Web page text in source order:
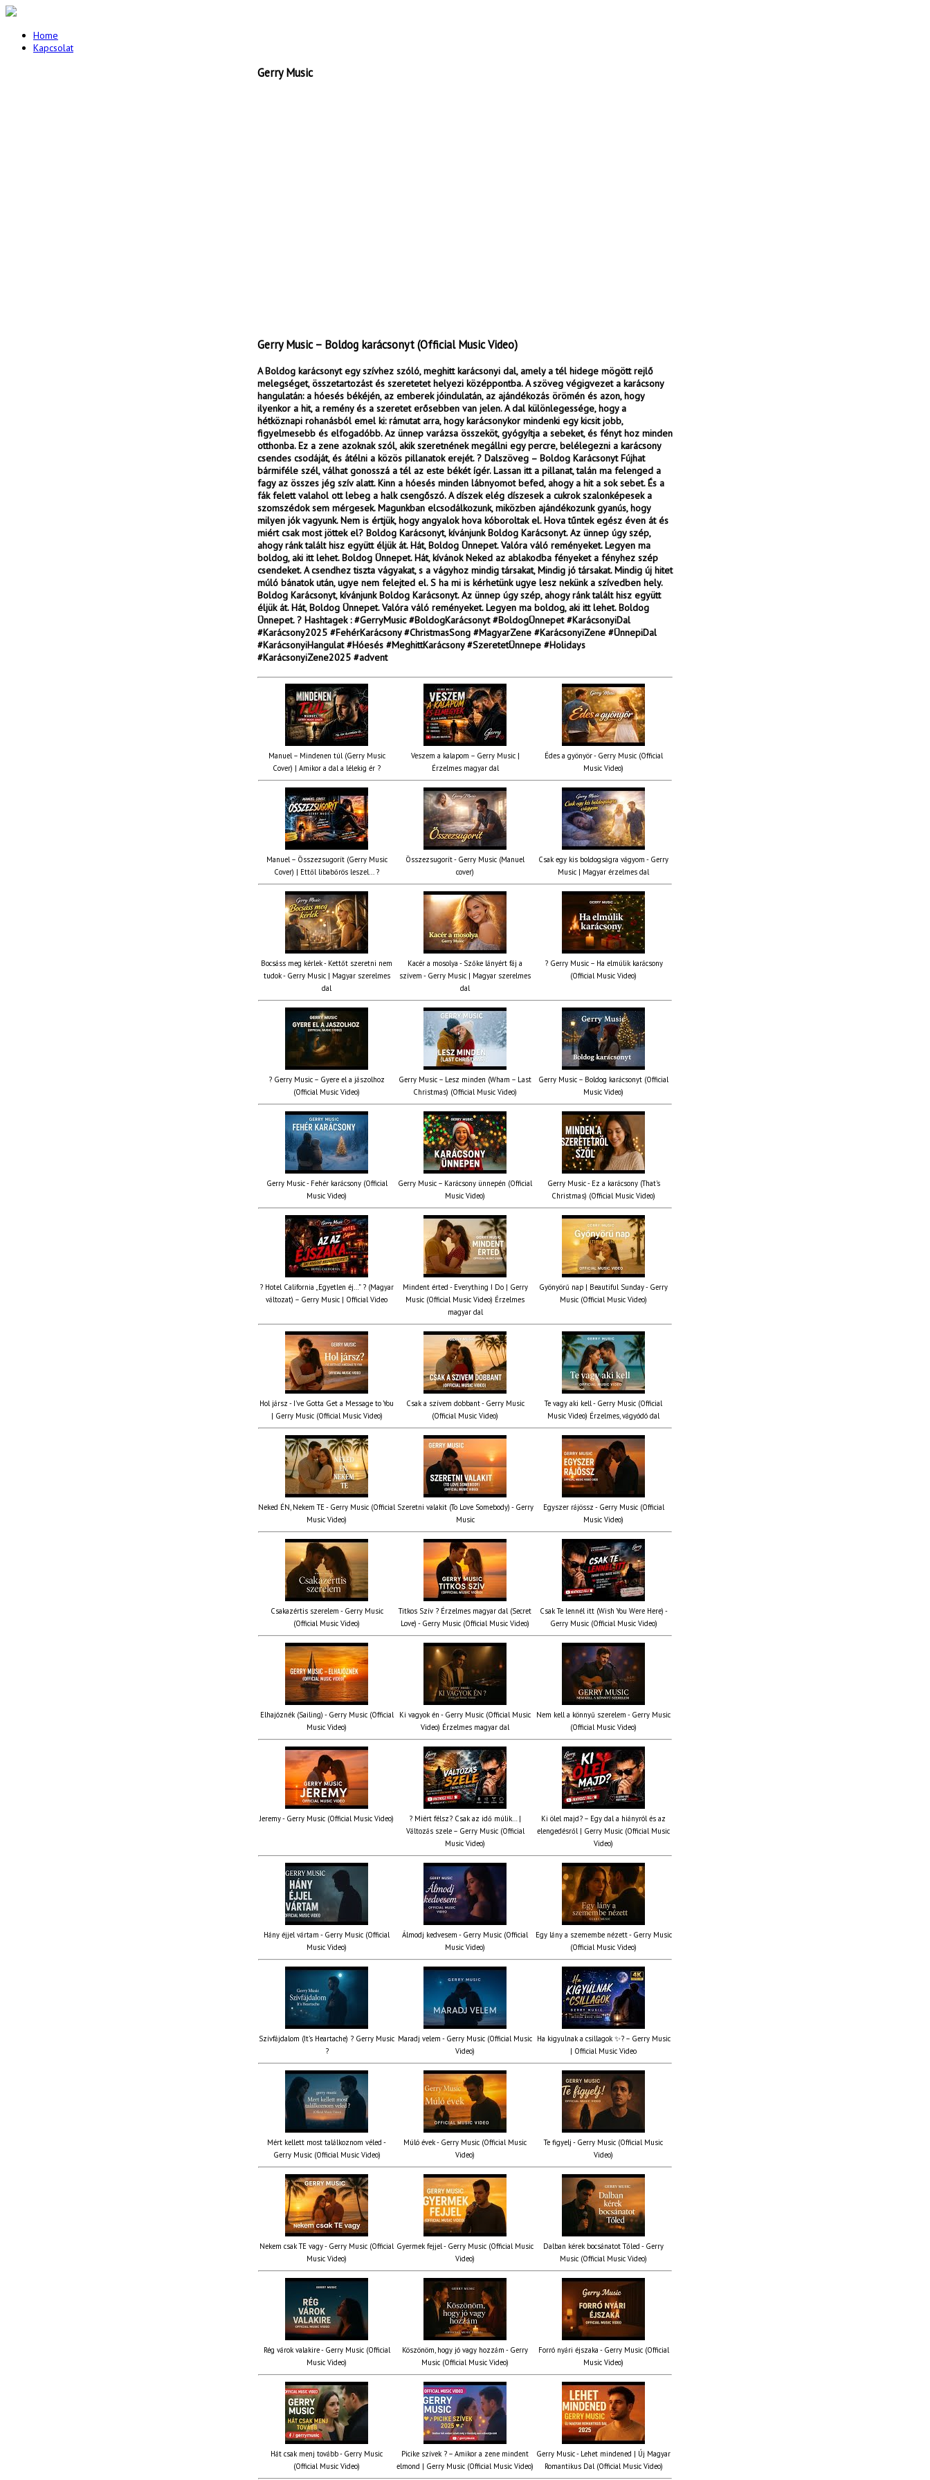
Home
Kapcsolat
Gerry Music
Gerry Music – Boldog karácsonyt (Official Music Video)
A Boldog karácsonyt egy szívhez szóló, meghitt karácsonyi dal, amely a tél hidege mögött rejlő
melegséget, összetartozást és szeretetet helyezi középpontba. A szöveg végigvezet a karácsony
hangulatán: a hóesés békéjén, az emberek jóindulatán, az ajándékozás örömén és azon, hogy
ilyenkor a hit, a remény és a szeretet erősebben van jelen. A dal különlegessége, hogy a
hétköznapi rohanásból emel ki: rámutat arra, hogy karácsonykor mindenki egy kicsit jobb,
figyelmesebb és elfogadóbb. Az ünnep varázsa összeköt, gyógyítja a sebeket, és fényt hoz minden
otthonba. Ez a zene azoknak szól, akik szeretnének megállni egy percre, belélegezni a karácsony
csendes csodáját, és átélni a közös pillanatok erejét. ? Dalszöveg – Boldog Karácsonyt Fújhat
bármiféle szél, válhat gonosszá a tél az este békét ígér. Lassan itt a pillanat, talán ma felenged a
fagy az összes jég szív alatt. Kinn a hóesés minden lábnyomot befed, ahogy a hit a sok sebet. És a
fák felett valahol ott lebeg a halk csengőszó. A díszek elég díszesek a cukrok szalonképesek a
szomszédok sem mérgesek. Magunkban elcsodálkozunk, miközben ajándékozunk gyanús, hogy
milyen jók vagyunk. Nem is értjük, hogy angyalok hova kóboroltak el. Hova tűntek egész éven át és
miért csak most jöttek el? Boldog Karácsonyt, kívánjunk Boldog Karácsonyt. Az ünnep úgy szép,
ahogy ránk talált hisz együtt éljük át. Hát, Boldog Ünnepet. Valóra váló reményeket. Legyen ma
boldog, aki itt lehet. Boldog Ünnepet. Hát, kívánok Neked az ablakodba fényeket a fényhez szép
csendeket. A csendhez tiszta vágyakat, s a vágyhoz mindig társakat, Mindig jó társakat. Mindig új hitet
múló bánatok után, ugye nem felejted el. S ha mi is kérhetünk ugye lesz nekünk a szívedben hely.
Boldog Karácsonyt, kívánjunk Boldog Karácsonyt. Az ünnep úgy szép, ahogy ránk talált hisz együtt
éljük át. Hát, Boldog Ünnepet. Valóra váló reményeket. Legyen ma boldog, aki itt lehet. Boldog
Ünnepet. ? Hashtagek : #GerryMusic #BoldogKarácsonyt #BoldogÜnnepet #KarácsonyiDal
#Karácsony2025 #FehérKarácsony #ChristmasSong #MagyarZene #KarácsonyiZene #ÜnnepiDal
#KarácsonyiHangulat #Hóesés #MeghittKarácsony #SzeretetÜnnepe #Holidays
#KarácsonyiZene2025 #advent
Manuel – Mindenen túl (Gerry Music
Cover) | Amikor a dal a lélekig ér ?
Veszem a kalapom – Gerry Music |
Érzelmes magyar dal
Édes a gyönyör - Gerry Music (Official
Music Video)
Manuel – Összezsugorít (Gerry Music
Cover) | Ettől libabőrös leszel... ?
Összezsugorít - Gerry Music (Manuel
cover)
Csak egy kis boldogságra vágyom - Gerry
Music | Magyar érzelmes dal
Bocsáss meg kérlek - Kettőt szeretni nem
tudok - Gerry Music | Magyar szerelmes
dal
Kacér a mosolya - Szőke lányért fáj a
szívem - Gerry Music | Magyar szerelmes
dal
? Gerry Music – Ha elmúlik karácsony
(Official Music Video)
? Gerry Music – Gyere el a jászolhoz
(Official Music Video)
Gerry Music – Lesz minden (Wham – Last
Christmas) (Official Music Video)
Gerry Music – Boldog karácsonyt (Official
Music Video)
Gerry Music - Fehér karácsony (Official
Music Video)
Gerry Music – Karácsony ünnepén (Official
Music Video)
Gerry Music - Ez a karácsony (That's
Christmas) (Official Music Video)
? Hotel California „Egyetlen éj…” ? (Magyar
változat) – Gerry Music | Official Video
Mindent érted - Everything I Do | Gerry
Music (Official Music Video) Érzelmes
magyar dal
Gyönyörű nap | Beautiful Sunday - Gerry
Music (Official Music Video)
Hol jársz - I've Gotta Get a Message to You
| Gerry Music (Official Music Video)
Csak a szívem dobbant - Gerry Music
(Official Music Video)
Te vagy aki kell - Gerry Music (Official
Music Video) Érzelmes, vágyódó dal
Neked ÉN, Nekem TE - Gerry Music (Official
Music Video)
Szeretni valakit (To Love Somebody) - Gerry
Music
Egyszer rájössz - Gerry Music (Official
Music Video)
Csakazértis szerelem - Gerry Music
(Official Music Video)
Titkos Szív ? Érzelmes magyar dal (Secret
Love) - Gerry Music (Official Music Video)
Csak Te lennél itt (Wish You Were Here) -
Gerry Music (Official Music Video)
Elhajóznék (Sailing) - Gerry Music (Official
Music Video)
Ki vagyok én - Gerry Music (Official Music
Video) Érzelmes magyar dal
Nem kell a könnyű szerelem - Gerry Music
(Official Music Video)
Jeremy - Gerry Music (Official Music Video)
? Miért félsz? Csak az idő múlik… |
Változás szele – Gerry Music (Official
Music Video)
Ki ölel majd? – Egy dal a hiányról és az
elengedésről | Gerry Music (Official Music
Video)
Hány éjjel vártam - Gerry Music (Official
Music Video)
Álmodj kedvesem - Gerry Music (Official
Music Video)
Egy lány a szemembe nézett - Gerry Music
(Official Music Video)
Szívfájdalom (It’s Heartache) ? Gerry Music
?
Maradj velem - Gerry Music (Official Music
Video)
Ha kigyulnak a csillagok ✨? – Gerry Music
| Official Music Video
Mért kellett most találkoznom véled -
Gerry Music (Official Music Video)
Múló évek - Gerry Music (Official Music
Video)
Te figyelj - Gerry Music (Official Music
Video)
Nekem csak TE vagy - Gerry Music (Official
Music Video)
Gyermek fejjel - Gerry Music (Official Music
Video)
Dalban kérek bocsánatot Tőled - Gerry
Music (Official Music Video)
Rég várok valakire - Gerry Music (Official
Music Video)
Köszönöm, hogy jó vagy hozzám - Gerry
Music (Official Music Video)
Forró nyári éjszaka - Gerry Music (Official
Music Video)
Hát csak menj tovább - Gerry Music
(Official Music Video)
Picike szívek ? – Amikor a zene mindent
elmond | Gerry Music (Official Music Video)
Gerry Music - Lehet mindened | Új Magyar
Romantikus Dal (Official Music Video)